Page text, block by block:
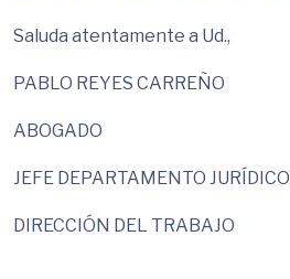
Saluda atentamente a Ud.,
PABLO REYES CARREÑO
ABOGADO
JEFE DEPARTAMENTO JURÍDICO
DIRECCIÓN DEL TRABAJO